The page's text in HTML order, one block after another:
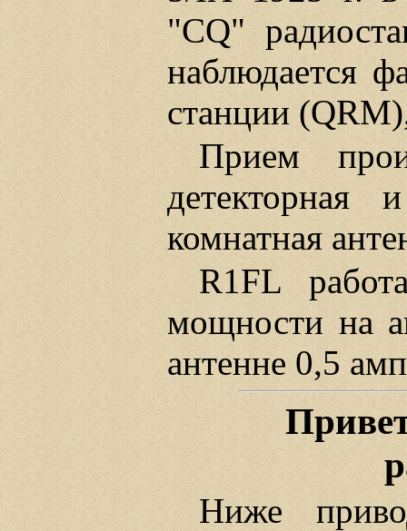
"CQ"
наблюдается
станции
Прием
детекторная
комнатная
R1FL
мощности на
антенне 0,5
Ниже